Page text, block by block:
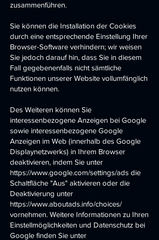
zusammenführen.
Sie können die Installation der Cookies
durch eine entsprechende Einstellung Ihrer
Browser-Software verhindern; wir weisen
Sie jedoch darauf hin, dass Sie in diesem
Fall gegebenenfalls nicht sämtliche
Funktionen unserer Website vollumfänglich
nutzen können.
Des Weiteren können Sie
interessenbezogene Anzeigen bei Google
sowie interessenbezogene Google
Anzeigen im Web (innerhalb des Google
Displaynetzwerks) in Ihrem Browser
deaktivieren, indem Sie unter
https://www.google.com/settings/ads die
Schaltfläche "Aus" aktivieren oder die
Deaktivierung unter
https://www.aboutads.info/choices/
vornehmen. Weitere Informationen zu Ihren
Einstellmöglichkeiten und Datenschutz bei
Google finden Sie unter